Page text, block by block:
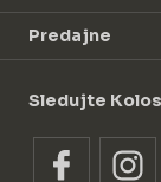
Predajne
Sledujte